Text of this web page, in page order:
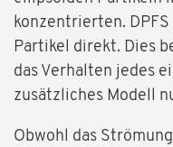
konzentrierten.
Partikel direkt. Dies
das Verhalten jedes
zusätzliches Modell
Obwohl das